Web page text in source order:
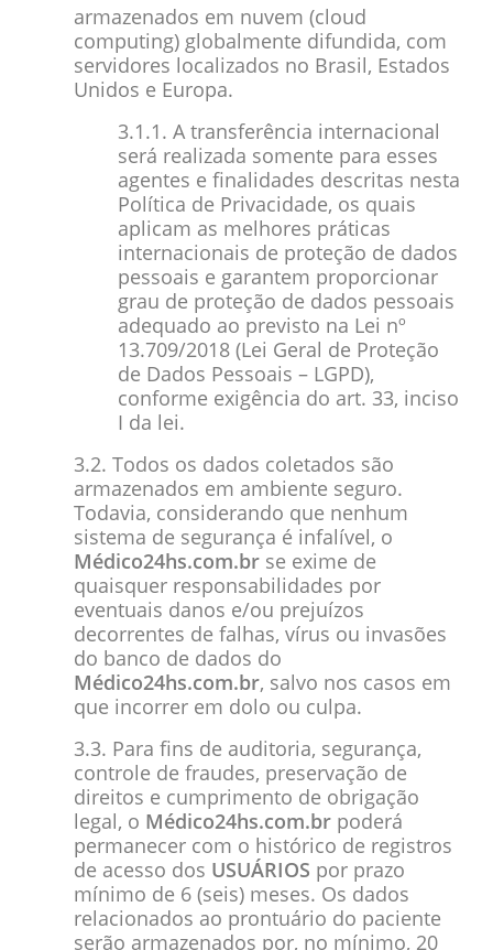
armazenados em nuvem (cloud
computing) globalmente difundida, com
servidores localizados no Brasil, Estados
Unidos e Europa.
3.1.1. A transferência internacional
será realizada somente para esses
agentes e finalidades descritas nesta
Política de Privacidade, os quais
aplicam as melhores práticas
internacionais de proteção de dados
pessoais e garantem proporcionar
grau de proteção de dados pessoais
adequado ao previsto na Lei nº
13.709/2018 (Lei Geral de Proteção
de Dados Pessoais – LGPD),
conforme exigência do art. 33, inciso
I da lei.
3.2. Todos os dados coletados são
armazenados em ambiente seguro.
Todavia, considerando que nenhum
sistema de segurança é infalível, o
Médico24hs.com.brse exime de
quaisquer responsabilidades por
eventuais danos e/ou prejuízos
decorrentes de falhas, vírus ou invasões
do banco de dados do
Médico24hs.com.br, salvo nos casos em
que incorrer em dolo ou culpa.
3.3. Para fins de auditoria, segurança,
controle de fraudes, preservação de
direitos e cumprimento de obrigação
legal, o Médico24hs.com.brpoderá
permanecer com o histórico de registros
de acesso dos USUÁRIOS por prazo
mínimo de 6 (seis) meses. Os dados
relacionados ao prontuário do paciente
serão armazenados por, no mínimo, 20